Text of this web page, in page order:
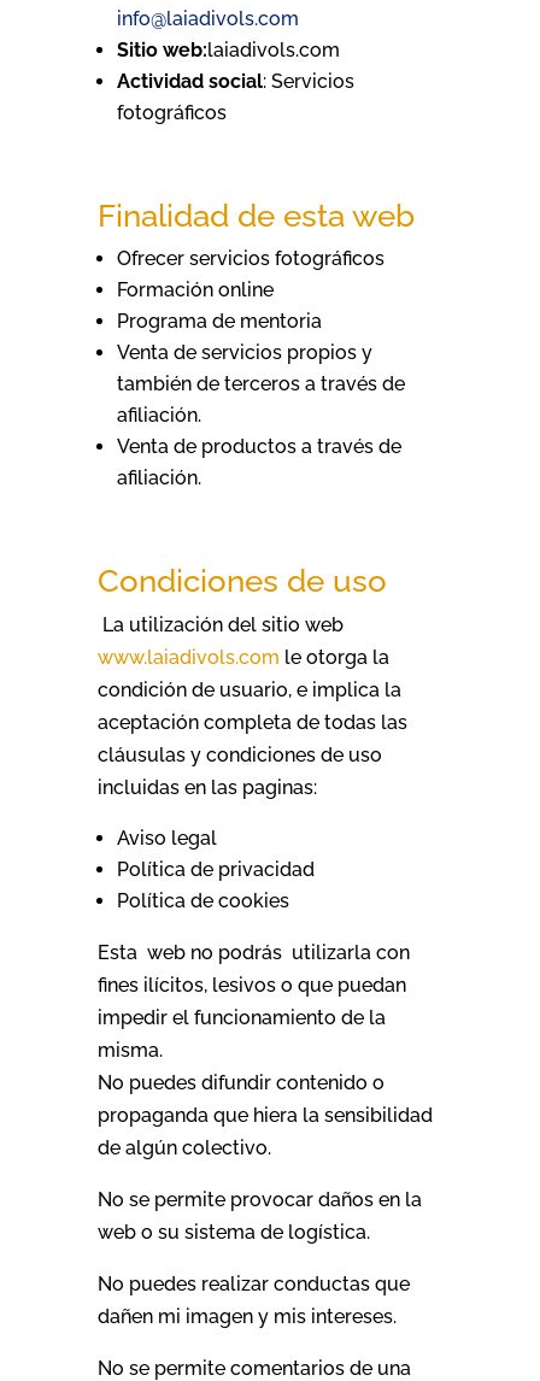
info@laiadivols.com
Sitio web:laiadivols.com
Actividad social: Servicios
fotográficos
Finalidad de esta web
Ofrecer servicios fotográficos
Formación online
Programa de mentoria
Venta de servicios propios y
también de terceros a través de
afiliación.
Venta de productos a través de
afiliación.
Condiciones de uso
La utilización del sitio web
www.laiadivols.com le otorga la
condición de usuario, e implica la
aceptación completa de todas las
cláusulas y condiciones de uso
incluidas en las paginas:
Aviso legal
Política de privacidad
Política de cookies
Esta web no podrás utilizarla con
fines ilícitos, lesivos o que puedan
impedir el funcionamiento de la
misma.
No puedes difundir contenido o
propaganda que hiera la sensibilidad
de algún colectivo.
No se permite provocar daños en la
web o su sistema de logística.
No puedes realizar conductas que
dañen mi imagen y mis intereses.
No se permite comentarios de una